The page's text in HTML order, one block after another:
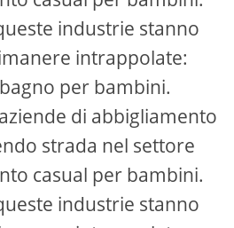
industrie stanno
intrappolate:
per bambini.
di abbigliamento
strada nel settore
casual per bambini.
industrie stanno